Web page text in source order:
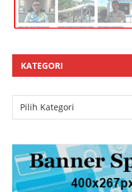
KATEGORI